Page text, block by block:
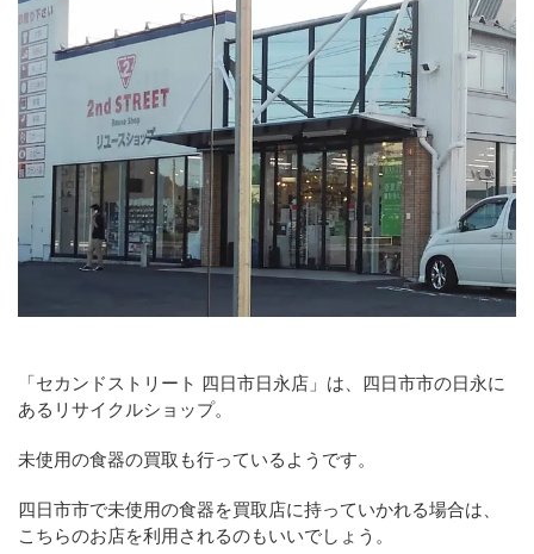
「セカンドストリート 四日市日永店」は、四日市市の日永に
あるリサイクルショップ。
未使用の食器の買取も行っているようです。
四日市市で未使用の食器を買取店に持っていかれる場合は、
こちらのお店を利用されるのもいいでしょう。